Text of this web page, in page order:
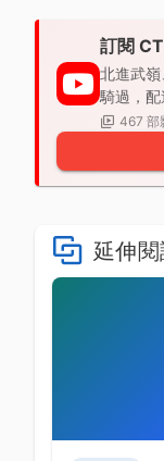
訂閱
北進武
騎過，配
467 部
延伸